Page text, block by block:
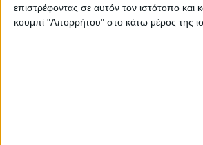
επιστρέφοντας σε αυτόν τον ιστότοπο και
κουμπί "Απορρήτου" στο κάτω μέρος της